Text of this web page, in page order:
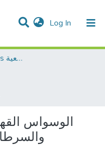
Log In (current)
Dissertations & Theses الرسائل الجامعية
الوسواس